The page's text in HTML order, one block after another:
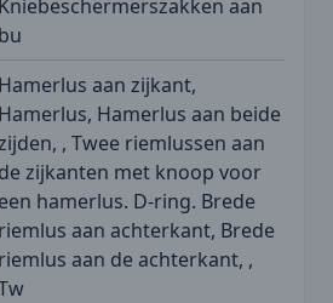
Kniebeschermerszakken aan
bu
Hamerlus aan zijkant,
Hamerlus, Hamerlus aan beide
, Twee riemlussen aan
de zijkanten met knoop voor
een hamerlus. D-ring. Brede
riemlus aan achterkant, Brede
riemlus aan de achterkant, ,